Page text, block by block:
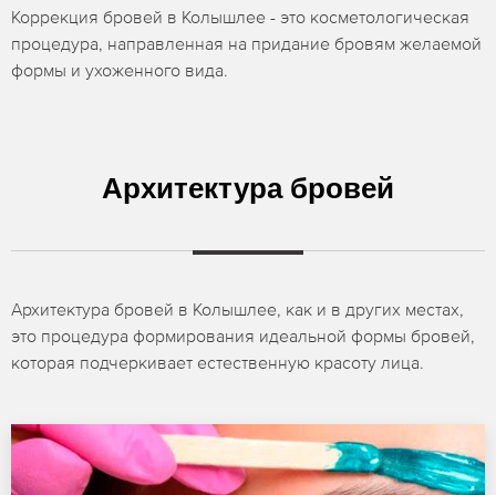
Коррекция бровей в Колышлее - это косметологическая
процедура, направленная на придание бровям желаемой
формы и ухоженного вида.
Архитектура бровей
Архитектура бровей в Колышлее, как и в других местах,
это процедура формирования идеальной формы бровей,
которая подчеркивает естественную красоту лица.